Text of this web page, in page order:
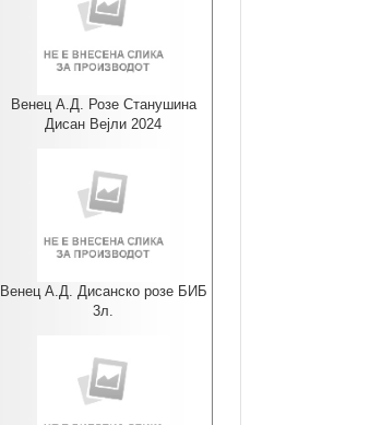
Венец А.Д. Розе Станушина
Дисан Вејли 2024
Венец А.Д. Дисанско розе БИБ
3л.